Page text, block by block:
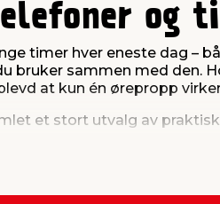
og
timer hver eneste dag –
bruker sammen med den.
at kun én ørepropp
et stort utvalg av
praktiske